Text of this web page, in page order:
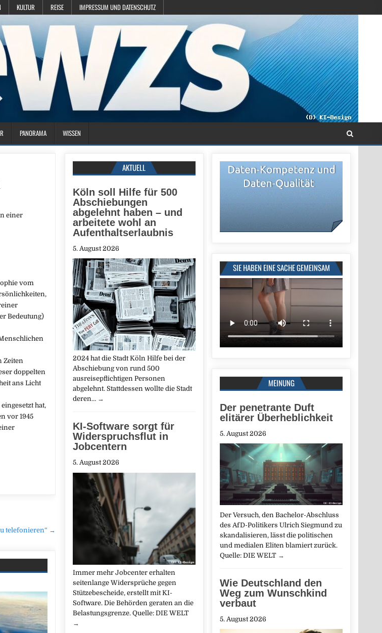
KULTUR REISE IMPRESSUM UND DATENSCHUTZ
PANORAMA WISSEN
einer
vom
Bedeutung)
Zeiten
doppelten
ans Licht
hat,
vor 1945
telefonieren“ →
SIE HABEN EINE SACHE GEMEINSAM
MEINUNG
Der penetrante Duft
elitärer Überheblichkeit
5. August 2026
Der Versuch, den Bachelor-Abschluss
des AfD-Politikers Ulrich Siegmund zu
skandalisieren, lässt die politischen
und medialen Eliten blamiert zurück.
Quelle: DIE WELT →
Wie Deutschland den
Weg zum Wunschkind
verbaut
5. August 2026
AKTUELL
Köln soll Hilfe für 500
Abschiebungen
abgelehnt haben – und
arbeitete wohl an
Aufenthaltserlaubnis
5. August 2026
2024 hat die Stadt Köln Hilfe bei der
Abschiebung von rund 500
ausreisepflichtigen Personen
abgelehnt. Stattdessen wollte die Stadt
deren… →
KI-Software sorgt für
Widerspruchsflut in
Jobcentern
5. August 2026
Immer mehr Jobcenter erhalten
seitenlange Widersprüche gegen
Stützebescheide, erstellt mit KI-
Software. Die Behörden geraten an die
Belastungsgrenze. Quelle: DIE WELT
→